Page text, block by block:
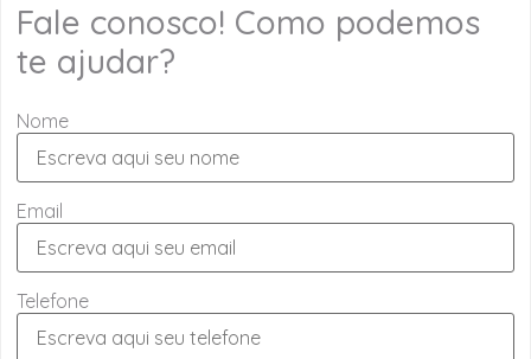
Fale conosco! Como podemos
te ajudar?
Nome
Email
Telefone